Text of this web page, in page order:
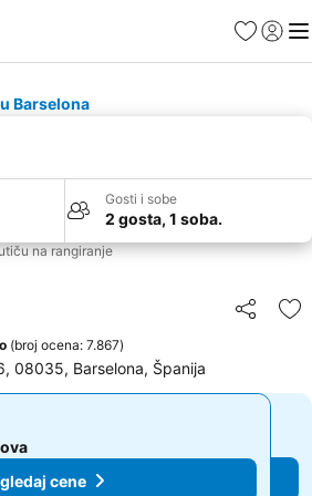
FavoritiPrijavi
Barselona
Gosti i sobe
2 gosta, 1 soba.
na rangiranje
Deli
(broj ocena: 7.867)
08035, Barselona, Španija
Pogledaj cene
cene